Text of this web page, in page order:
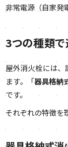
非常電源（自家発
3つの種類
屋外消火栓には、
ます。「器具格納
です。
それぞれの特徴を